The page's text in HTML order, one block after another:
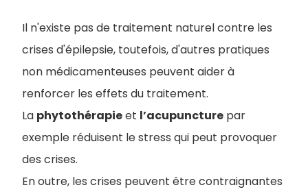
Il n'existe pas de traitement naturel contre les
crises d'épilepsie, toutefois, d'autres pratiques
non médicamenteuses peuvent aider à
renforcer les effets du traitement.
La phytothérapieet l’acupuncture par
exemple réduisent le stress qui peut provoquer
des crises.
En outre, les crises peuvent être contraignantes